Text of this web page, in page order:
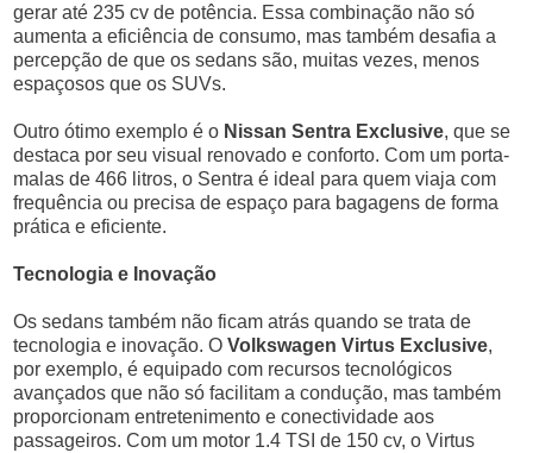
gerar até 235 cv de potência. Essa combinação não só
aumenta a eficiência de consumo, mas também desafia a
percepção de que os sedans são, muitas vezes, menos
espaçosos que os SUVs.
Outro ótimo exemplo é o Nissan Sentra Exclusive, que se
destaca por seu visual renovado e conforto. Com um porta-
malas de 466 litros, o Sentra é ideal para quem viaja com
frequência ou precisa de espaço para bagagens de forma
prática e eficiente.
Tecnologia e Inovação
Os sedans também não ficam atrás quando se trata de
tecnologia e inovação. OVolkswagen Virtus Exclusive,
por exemplo, é equipado com recursos tecnológicos
avançados que não só facilitam a condução, mas também
proporcionam entretenimento e conectividade aos
passageiros. Com um motor 1.4 TSI de 150 cv, o Virtus